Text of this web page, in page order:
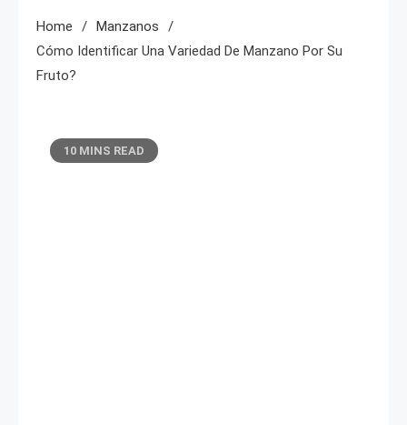
Home
Manzanos
Cómo Identificar Una Variedad De Manzano Por Su
Fruto?
10 MINS READ